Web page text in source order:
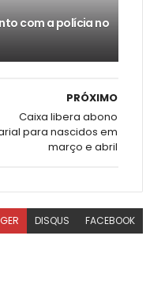
com a polícia no
PRÓXIMO
Caixa libera abono
para nascidos em
março e abril
DISQUS FACEBOOK